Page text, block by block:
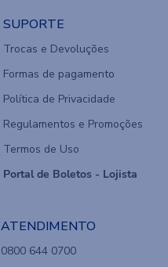
SUPORTE
Trocas e Devoluções
Formas de pagamento
Política de Privacidade
Regulamentos e Promoções
Termos de Uso
Portal de Boletos - Lojista
ATENDIMENTO
0800 644 0700